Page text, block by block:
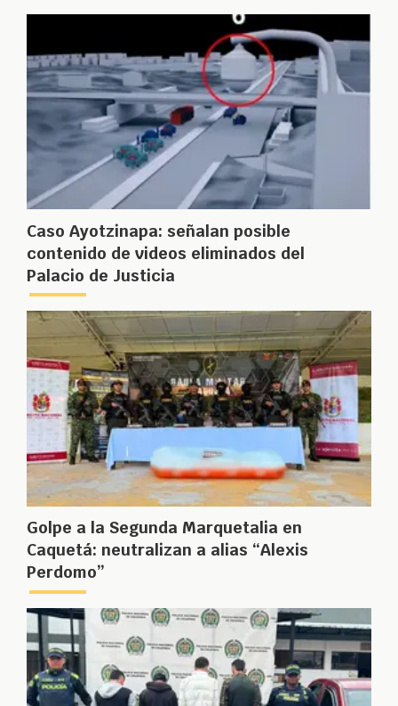
Caso Ayotzinapa: señalan posible
contenido de videos eliminados del
Palacio de Justicia
Golpe a la Segunda Marquetalia en
Caquetá: neutralizan a alias “Alexis
Perdomo”